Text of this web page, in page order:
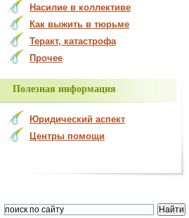
Насилие в коллективе
Как выжить в тюрьме
Теракт, катастрофа
Прочее
Полезная информация
Юридический аспект
Центры помощи